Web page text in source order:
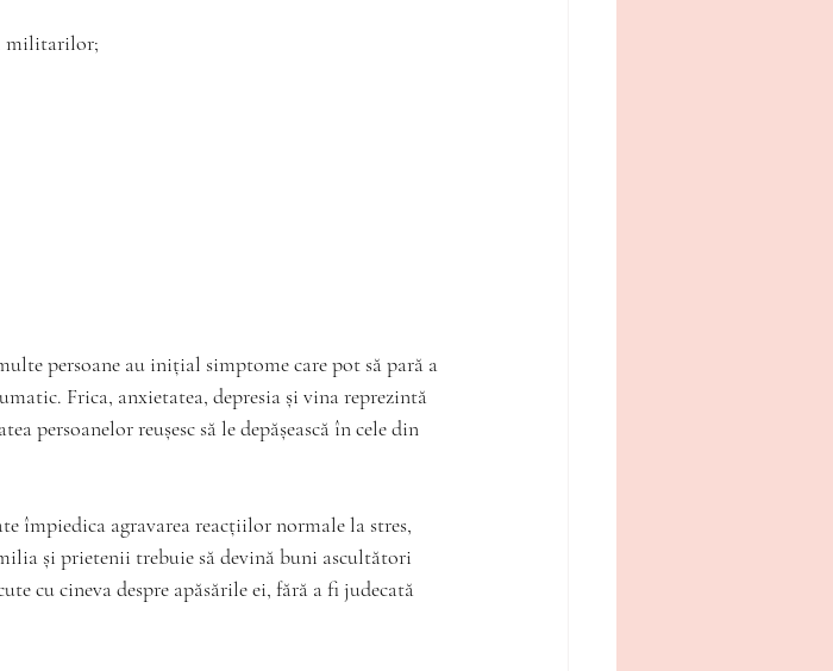
militarilor;
persoane au inițial simptome care pot să pară a
Frica, anxietatea, depresia și vina reprezintă
persoanelor reușesc să le depășească în cele din
agravarea reacțiilor normale la stres,
și prietenii trebuie să devină buni ascultători
cu cineva despre apăsările ei, fără a fi judecată